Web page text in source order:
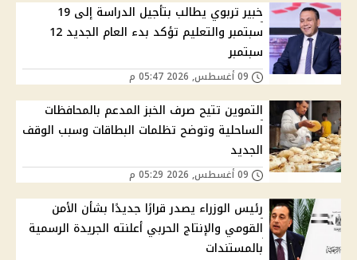
خبير تربوي يطالب بتأجيل الدراسة إلى 19
سبتمبر والتعليم تؤكد بدء العام الجديد 12
سبتمبر
التموين تتيح صرف الخبز المدعم بالمحافظات
الساحلية وتوضح تظلمات البطاقات وسبب الوقف
الجديد
رئيس الوزراء يصدر قرارًا جديدًا بشأن الأمن
القومي والإنتاج الحربي أعلنته الجريدة الرسمية
بالمستندات